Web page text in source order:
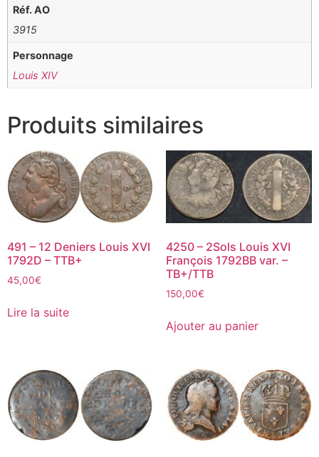
Réf. AO
3915
Personnage
Louis XIV
Produits similaires
491 – 12 Deniers Louis XVI
1792D – TTB+
45,00€
Lire la suite
4250 – 2Sols Louis XVI
François 1792BB var. –
TB+/TTB
150,00€
Ajouter au panier